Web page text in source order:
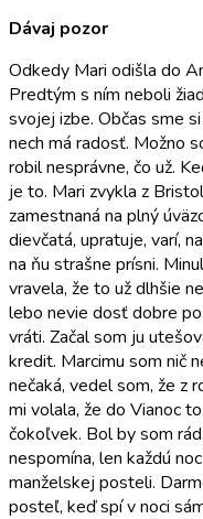
Dávaj pozor
Odkedy Mari odišla do
Predtým s ním neboli
svojej izbe. Občas sme
nech má radosť. Možno
robil nesprávne, čo už.
je to. Mari zvykla z
zamestnaná na plný
dievčatá, upratuje, varí,
na ňu strašne prísni.
vravela, že to už dlhšie
lebo nevie dosť dobre
vráti. Začal som ju
kredit. Marcimu som nič
nečaká, vedel som, že z
mi volala, že do Vianoc
čokoľvek. Bol by som
nespomína, len každú
manželskej posteli.
posteľ, keď spí v noci